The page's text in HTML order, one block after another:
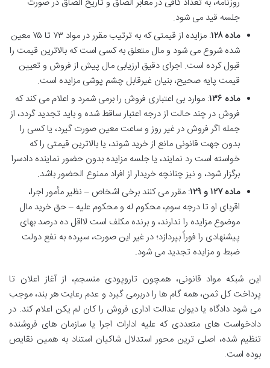
جلسه قید می شود.
ماده ۱۲۸
: مزایده از قیمتی که به ترتیب مقرر در مواد ۷۳ تا ۷۵ معین
شده شروع می شود و مال متعلق به کسی است که بالاترین قیمت را
قبول کرده است. اجرای دقیق ارزیابی مال پیش از فروش و تعیین
قیمت پایه صحیح، بنیان غیرقابل چشم پوشی مزایده است.
ماده ۱۳۶
: موارد بی اعتباری فروش را برمی شمرد و اعلام می کند که
فروش در چند حالت از درجه اعتبار ساقط شده و باید تجدید گردد، از
جمله اگر فروش در غیر روز و ساعت معین صورت گیرد، یا کسی را
بدون جهت قانونی مانع از خرید شوند، یا بالاترین قیمتی را که
خواسته است رد نمایند، یا جلسه مزایده بدون حضور نماینده دادسرا
برگزار شود، و نیز چنانچه خریدار از افراد ممنوع الحضور باشد.
ماده ۱۲۷ و ۱۲۹
: مقرر می کنند برخی اشخاص – نظیر مأمور اجرا،
اقربای او تا درجه سوم، محکوم له و محکوم علیه – حق خرید مال
موضوع مزایده را ندارند، و برنده مکلف است لااقل ده درصد بهای
پیشنهادی را فوراً بپردازد؛ در غیر این صورت، سپرده به نفع دولت
ضبط و مزایده تجدید می شود.
این شبکه مواد قانونی، همچون تاروپودی منسجم، از آغاز اعلان تا
پرداخت کل ثمن، همه گام ها را دربرمی گیرد و عدم رعایت هر بند، موجب
می شود دادگاه یا دیوان عدالت اداری فروش را کان لم یکن اعلام کند. در
دادخواست های متعددی که علیه ادارات اجرا یا سازمان های فروشنده
تنظیم شده، اصلی ترین محور استدلال شاکیان استناد به همین نقایص
بوده است.